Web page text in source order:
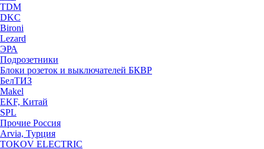
TDM
DKC
Bironi
Lezard
ЭРА
Подрозетники
Блоки розеток и выключателей БКВР
БелТИЗ
Makel
EKF, Китай
SPL
Прочие Россия
Arvia, Турция
TOKOV ELECTRIC